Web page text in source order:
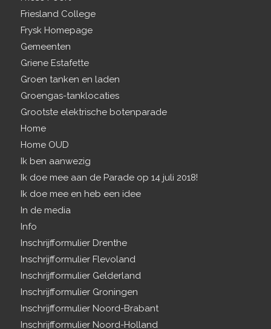
Friesland College
Frysk Homepage
Gemeenten
Griene Estafette
Groen tanken en laden
Groengas-tanklocaties
Grootste elektrische botenparade
Home
Home OUD
Ik ben aanwezig
Ik doe mee aan de Parade op 14 juli 2018!
Ik doe mee en heb een idee
In de media
Info
Inschrijfformulier Drenthe
Inschrijfformulier Flevoland
Inschrijfformulier Gelderland
Inschrijfformulier Groningen
Inschrijfformulier Noord-Brabant
Inschrijfformulier Noord-Holland